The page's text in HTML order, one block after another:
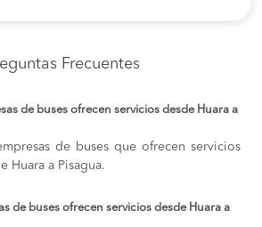
Frecuentes
de buses ofrecen servicios desde Huara a
de buses que ofrecen servicios
Huara a Pisagua.
de buses ofrecen servicios desde Huara a